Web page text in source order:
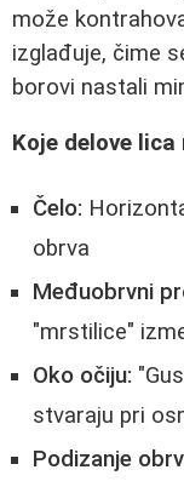
može
izglađuje, čime
borovi nastali
Koje delove
Čelo:
obrva
Međuobrvni
"mrstilice"
Oko očiju:
stvaraju pri
Podizanje